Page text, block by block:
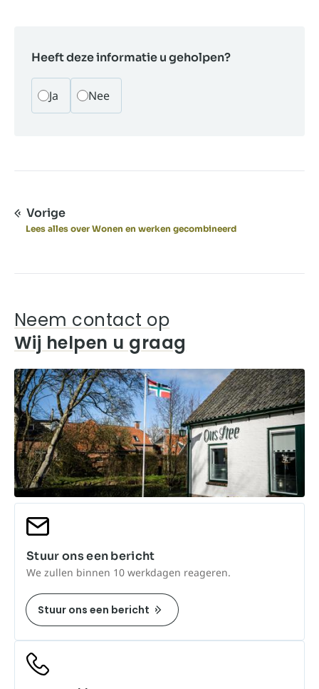
Heeft deze informatie u geholpen?
Ja Nee
Vorige
Lees alles over Wonen en werken gecombineerd
Neem contact op
Wij helpen u graag
Stuur ons een bericht
We zullen binnen 10 werkdagen reageren.
Stuur ons een bericht